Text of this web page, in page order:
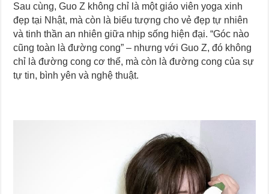
Sau cùng, Guo Z không chỉ là một giáo viên yoga xinh
đẹp tại Nhật, mà còn là biểu tượng cho vẻ đẹp tự nhiên
và tinh thần an nhiên giữa nhịp sống hiện đại. “Góc nào
cũng toàn là đường cong” – nhưng với Guo Z, đó không
chỉ là đường cong cơ thể, mà còn là đường cong của sự
tự tin, bình yên và nghệ thuật.